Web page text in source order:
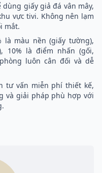
dùng giấy giả đá vân mây,
vực tivi. Không nên lạm
mắt.
là màu nền (giấy tường),
10% là điểm nhấn (gối,
luôn cân đối và dễ
tư vấn miễn phí thiết kế,
và giải pháp phù hợp với